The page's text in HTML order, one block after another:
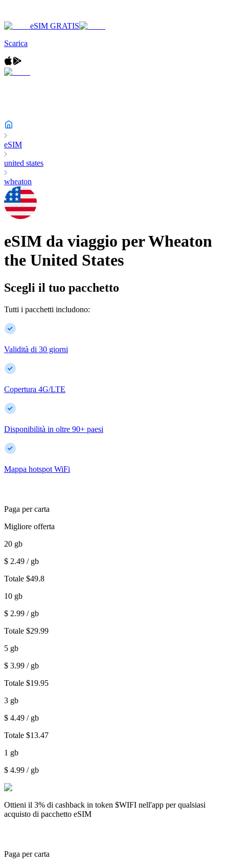
eSIM GRATIS
Scarica
eSIM
united states
wheaton
eSIM da viaggio perWheaton
the United States
Scegli il tuo pacchetto
Tutti i pacchetti includono:
Validità di 30 giorni
Copertura 4G/LTE
Disponibilità in oltre 90+ paesi
Mappa hotspot WiFi
Paga per carta
Migliore offerta
20 gb
$ 2.49 / gb
Totale $49.8
10 gb
$ 2.99 / gb
Totale $29.99
5 gb
$ 3.99 / gb
Totale $19.95
3 gb
$ 4.49 / gb
Totale $13.47
1 gb
$ 4.99 / gb
Ottieni il 3% di cashback in token $WIFI nell'app per qualsiasi
acquisto di pacchetto eSIM
Paga per carta